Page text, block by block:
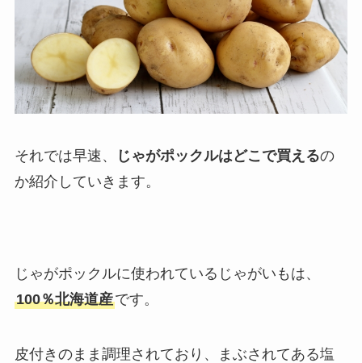
それでは早速、 じゃがポックルはどこで買えるの
か紹介していきます。
じゃがポックルに使われているじゃがいもは、
100％北海道産です。
皮付きのまま調理されており、まぶされてある塩